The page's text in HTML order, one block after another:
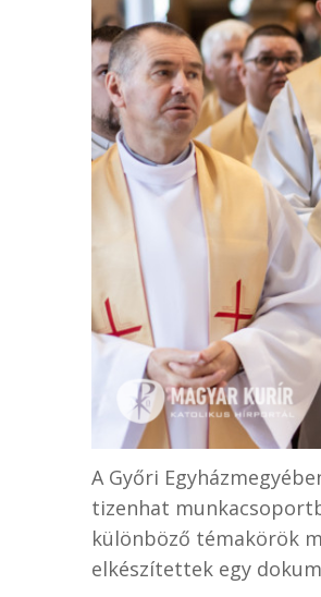
A Győri
tizenhat
különböző témakörök
elkészítettek egy